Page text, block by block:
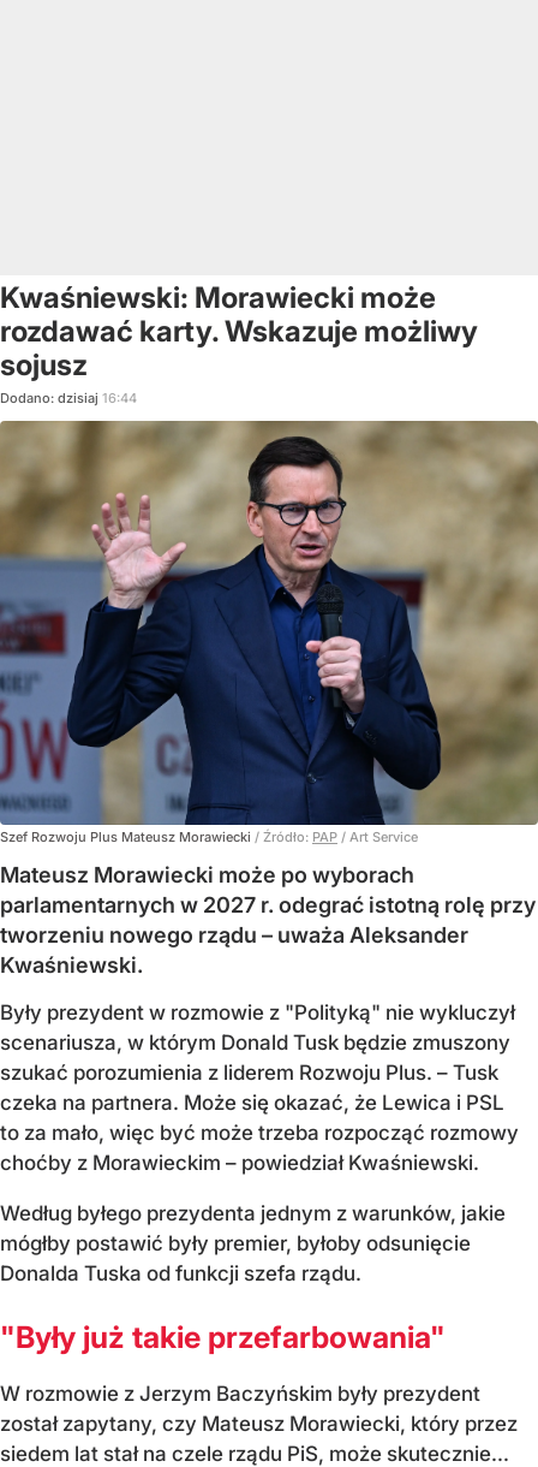
Kwaśniewski: Morawiecki może
rozdawać karty. Wskazuje możliwy
sojusz
Dodano: dzisiaj 16:44
Szef Rozwoju Plus Mateusz Morawiecki / Źródło: PAP / Art Service
Mateusz Morawiecki może po wyborach
parlamentarnych w 2027 r. odegrać istotną rolę przy
tworzeniu nowego rządu – uważa Aleksander
Kwaśniewski.
Były prezydent w rozmowie z "Polityką" nie wykluczył
scenariusza, w którym Donald Tusk będzie zmuszony
szukać porozumienia z liderem Rozwoju Plus. – Tusk
czeka na partnera. Może się okazać, że Lewica i PSL
to za mało, więc być może trzeba rozpocząć rozmowy
choćby z Morawieckim – powiedział Kwaśniewski.
Według byłego prezydenta jednym z warunków, jakie
mógłby postawić były premier, byłoby odsunięcie
Donalda Tuska od funkcji szefa rządu.
"Były już takie przefarbowania"
W rozmowie z Jerzym Baczyńskim były prezydent
został zapytany, czy Mateusz Morawiecki, który przez
siedem lat stał na czele rządu PiS, może skutecznie...